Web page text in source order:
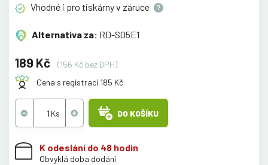
Vhodné i pro tiskárny v záruce
Alternativa za: RD-S05E1
189 Kč
(156 Kč bez DPH)
Cena s registrací 185 Kč
DO KOŠÍKU
K odeslání do 48 hodin
Obvyklá doba dodání